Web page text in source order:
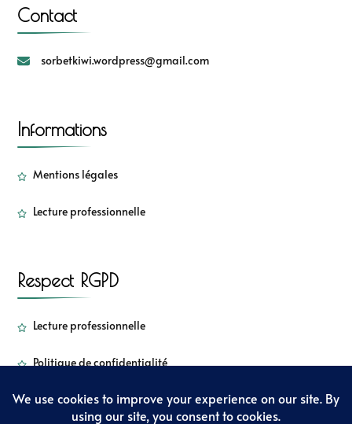
Contact
sorbetkiwi.wordpress@gmail.com
Informations
Mentions légales
Lecture professionnelle
Respect RGPD
Lecture professionnelle
Politique de confidentialité